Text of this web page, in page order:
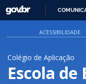
GOVBR
ACESSIBILIDADE
Colégio de Aplicação
Escola de